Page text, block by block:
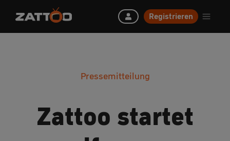
Registrieren
Pressemitteilung
Zattoo startet